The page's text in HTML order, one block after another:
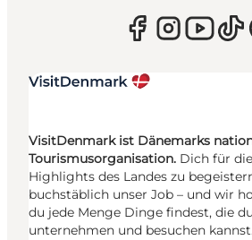
VisitDenmark ist Dänemarks
Tourismusorganisation. Dich für
Highlights des Landes zu
buchstäblich unser Job – und wir
du jede Menge Dinge findest, die du
unternehmen und besuchen